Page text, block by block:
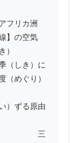
フリカ洲
】の空気
）
（しき）に
（めぐり）
）ずる原由
　　　　三